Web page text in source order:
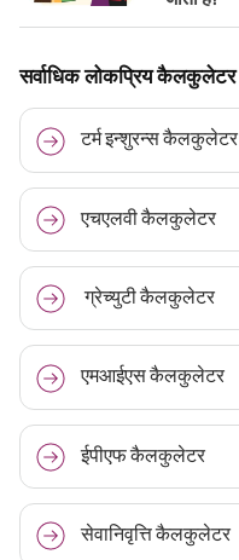
सर्वाधिक लोकप्रिय कैलकुलेटर
टर्म इन्शुरन्स कैलकुलेटर
एचएलवी कैलकुलेटर
ग्रेच्युटी कैलकुलेटर
एमआईएस कैलकुलेटर
ईपीएफ कैलकुलेटर
सेवानिवृत्ति कैलकुलेटर